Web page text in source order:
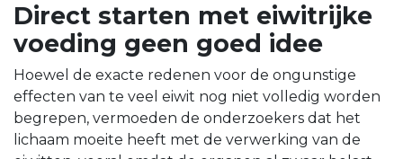
Direct starten met eiwitrijke
voeding geen goed idee
Hoewel de exacte redenen voor de ongunstige
effecten van te veel eiwit nog niet volledig worden
begrepen, vermoeden de onderzoekers dat het
lichaam moeite heeft met de verwerking van de